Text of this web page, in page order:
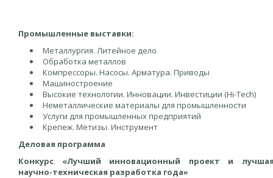
Промышленные выставки:
Металлургия. Литейное дело
Обработка металлов
Компрессоры. Насосы. Арматура. Приводы
Машиностроение
Высокие технологии. Инновации. Инвестиции (Hi-Tech)
Неметаллические материалы для промышленности
Услуги для промышленных предприятий
Крепеж. Метизы. Инструмент
Деловая программа
Конкурс «Лучший инновационный проект и
научно-техническая разработка года»